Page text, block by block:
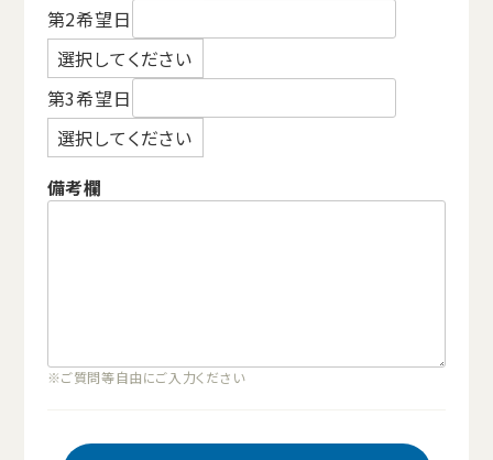
第2希望日
第3希望日
備考欄
※ご質問等自由にご入力ください